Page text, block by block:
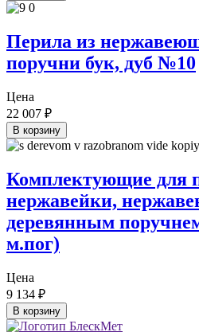
Перила из
поручни бук, дуб №10
Цена
22 007 ₽
В корзину
Комплектующие для
нержавейки,
деревянным
м.пог)
Цена
9 134 ₽
В корзину